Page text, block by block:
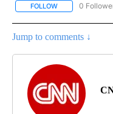
FOLLOW FOLLOW "CNN-
0
Jump to comments ↓